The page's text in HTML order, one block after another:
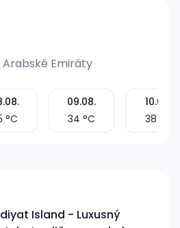
Arabské Emiráty
°C
09.08.
34 °C
10.08.
38
Island - Luxusný